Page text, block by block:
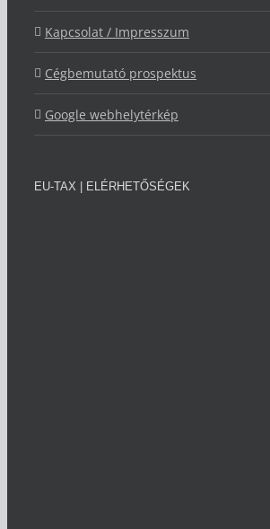
Kapcsolat / Impresszum
Cégbemutató prospektus
Google webhelytérkép
EU-TAX | ELÉRHETŐSÉGEK